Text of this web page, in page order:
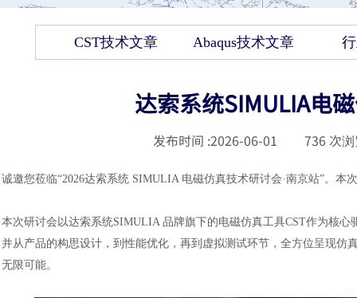
CST技术文章 Abaqus技术文章
达索系统SIMULIA电
发布时间 :2026-06-01 736 次
诚邀您莅临“2026达索系统 SIMULIA 电磁仿真技术研讨会·南京站”。本
本次研讨会以达索系统SIMULIA 品牌旗下的电磁仿真工具CST作为核
并从产品的构思设计，到性能优化，再到虚拟测试环节，全方位呈现
无限可能。